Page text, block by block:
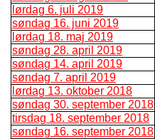
lørdag 6. juli 2019
søndag 16. juni 2019
lørdag 18. maj 2019
søndag 28. april 2019
søndag 14. april 2019
søndag 7. april 2019
lørdag 13. oktober 2018
søndag 30. september 2018
tirsdag 18. september 2018
søndag 16. september 2018